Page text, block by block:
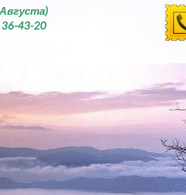
43-20